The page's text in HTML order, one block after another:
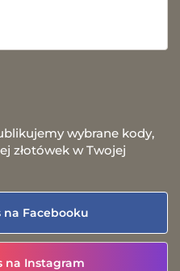
wybrane kody,
złotówek w Twojej
na Facebooku
na Instagram